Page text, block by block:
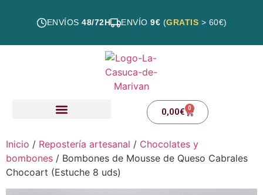
ENVÍOS 48/72H ENVÍO 9€ (GRATIS > 60€)
0,00€ 0
Inicio / Repostería artesanal / Chocolates y
bombones / Bombones de Mousse de Queso Cabrales
Chocoart (Estuche 8 uds)